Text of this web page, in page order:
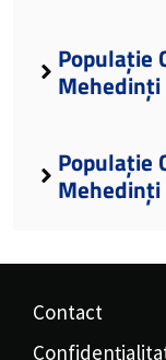
Populație
Mehedinți
Populație
Mehedinți
Contact